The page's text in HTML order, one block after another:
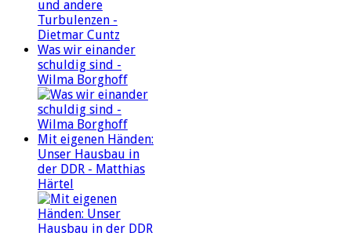
Was wir einander
schuldig sind -
Wilma Borghoff
Mit eigenen Händen:
Unser Hausbau in
der DDR - Matthias
Härtel